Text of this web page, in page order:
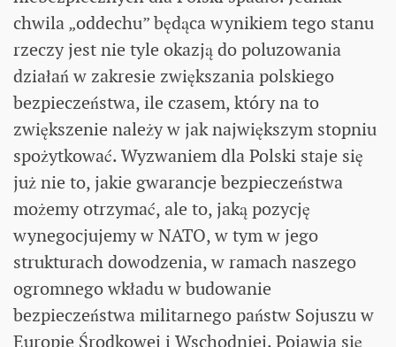
chwila „oddechu” będąca wynikiem tego stanu
rzeczy jest nie tyle okazją do poluzowania
działań w zakresie zwiększania polskiego
bezpieczeństwa, ile czasem, który na to
zwiększenie należy w jak największym stopniu
spożytkować. Wyzwaniem dla Polski staje się
już nie to, jakie gwarancje bezpieczeństwa
możemy otrzymać, ale to, jaką pozycję
wynegocjujemy w NATO, w tym w jego
strukturach dowodzenia, w ramach naszego
ogromnego wkładu w budowanie
bezpieczeństwa militarnego państw Sojuszu w
Europie Środkowej i Wschodniej. Pojawia się